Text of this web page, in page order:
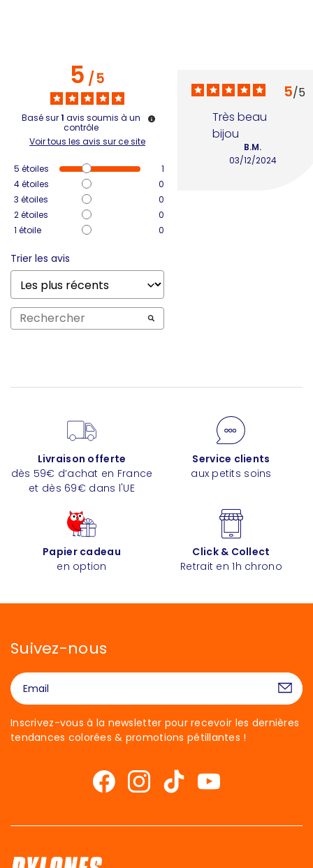
5/5
Basé sur1 avis soumis à un
contrôle
Voir tous les avis sur ce site
5 étoiles
1
4étoiles
0
3 étoiles
0
2étoiles
0
1 étoile 0
Trier les avis
5/5
Très beau
bijou
03/12/2024
B.M.
Livraison offerte
dès 59€ d’achat en France
et dès 69€ dans l'UE
Service clients
aux petits soins
Papier cadeau
en option
Click & Collect
Retrait en 1h chrono
Suivez-nous
Inscrivez-vous à la newsletter pour recevoir les dernières
tendances colorées & promotions pétillantes !